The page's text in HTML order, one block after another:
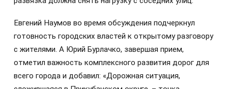
Евгений Наумов во время обсуждения подчеркнул
готовность городских властей к открытому разговору
с жителями. А Юрий Бурлачко, завершая прием,
отметил важность комплексного развития дорог для
всего города и добавил: «Дорожная ситуация,